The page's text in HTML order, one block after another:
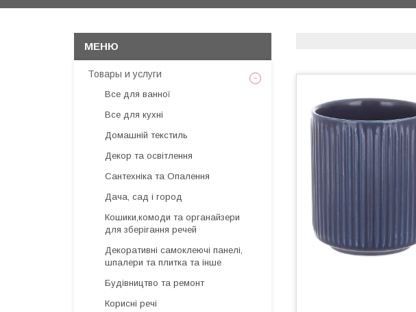
Товары и услуги
Все для ванної
Все для кухні
Домашній текстиль
Декор та освітлення
Сантехніка та Опалення
Дача, сад і город
Кошики,комоди та органайзери
для зберігання речей
Декоративні самоклеючі панелі,
шпалери та плитка та інше
Будівництво та ремонт
Корисні речі